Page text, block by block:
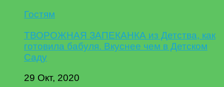
Гостям
ТВОРОЖНАЯ ЗАПЕКАНКА из Детства, как
готовила бабуля. Вкуснее чем в Детском
Саду
29 Окт, 2020